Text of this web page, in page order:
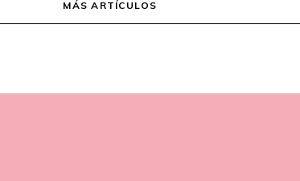
MÁS ARTÍCULOS